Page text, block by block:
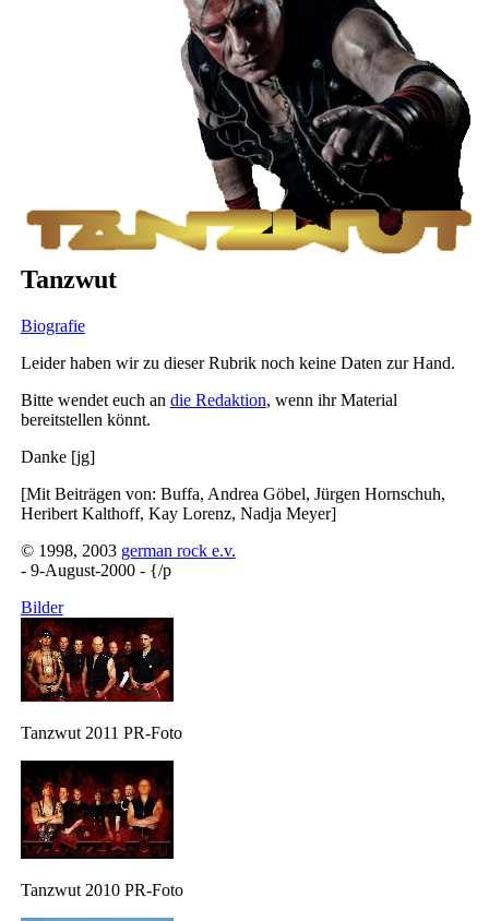
Tanzwut
Biografie
Leider haben wir zu dieser Rubrik noch keine Daten zur Hand.
Bitte wendet euch an die Redaktion, wenn ihr Material
bereitstellen könnt.
Danke [jg]
[Mit Beiträgen von: Buffa, Andrea Göbel, Jürgen Hornschuh,
Heribert Kalthoff, Kay Lorenz, Nadja Meyer]
© 1998, 2003 german rock e.v.
- 9-August-2000 - {/p
Bilder
Tanzwut 2011 PR-Foto
Tanzwut 2010 PR-Foto